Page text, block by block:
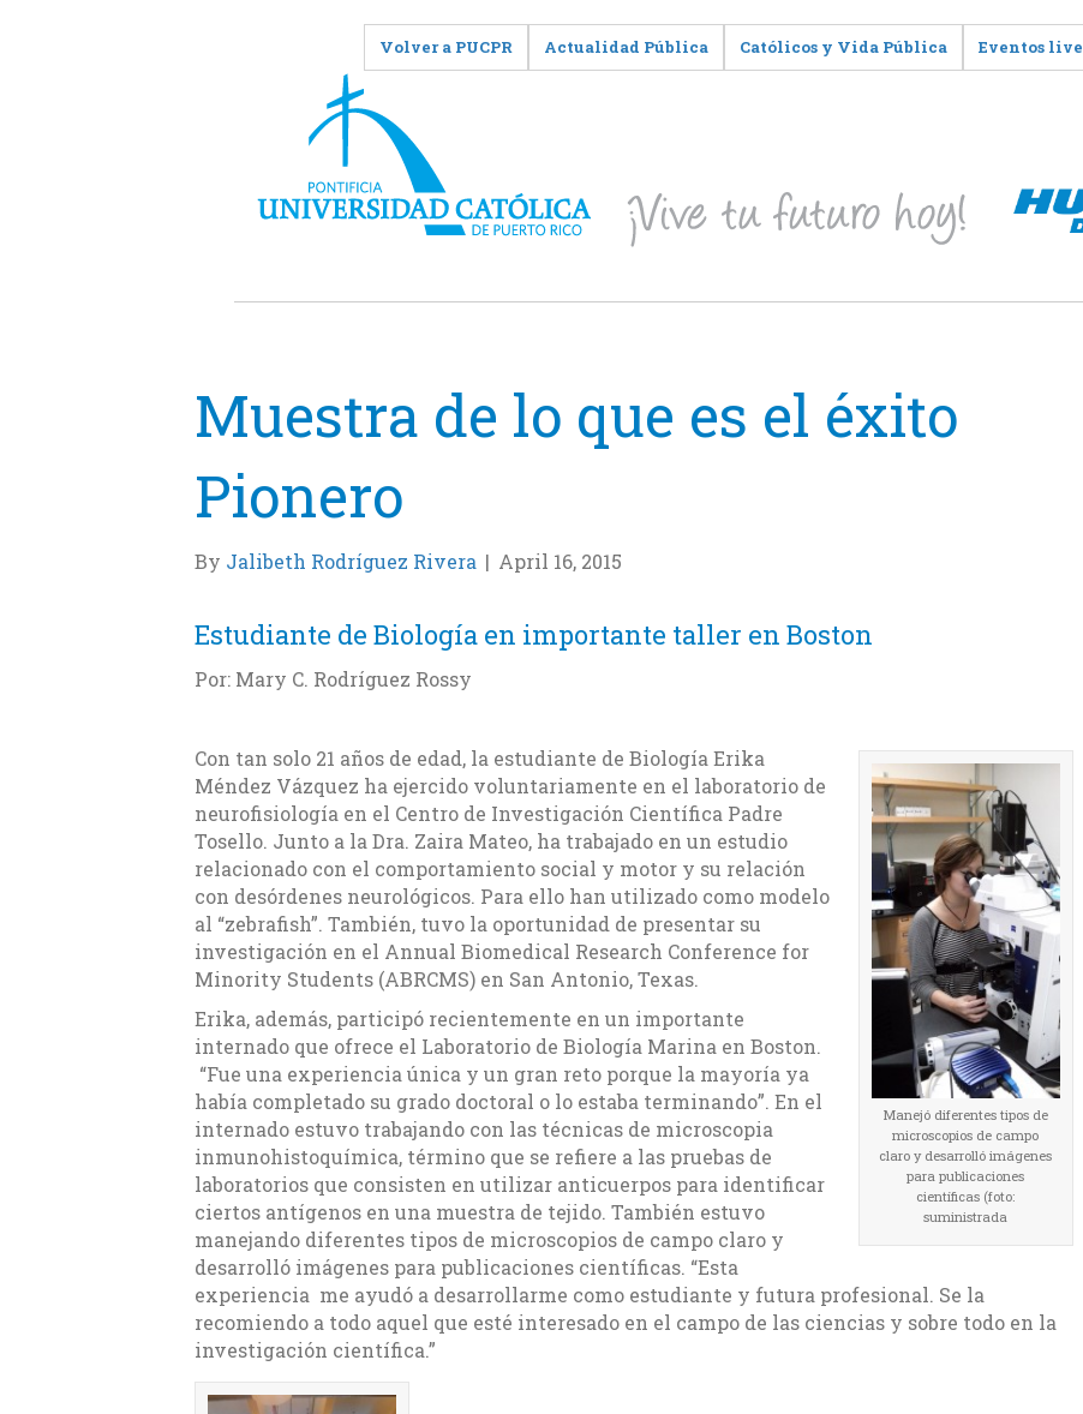
Volver a PUCPR Actualidad Pública Católicos y Vida Pública Eventos live
Muestra de lo que es el éxito
Pionero
By Jalibeth Rodríguez Rivera | April 16, 2015
Estudiante de Biología en importante taller en Boston
Por: Mary C. Rodríguez Rossy
Manejó diferentes tipos de
microscopios de campo
claro y desarrolló imágenes
para publicaciones
científicas (foto:
suministrada
Con tan solo 21 años de edad, la estudiante de Biología Erika
Méndez Vázquez ha ejercido voluntariamente en el laboratorio de
neurofisiología en el Centro de Investigación Científica Padre
Tosello. Junto a la Dra. Zaira Mateo, ha trabajado en un estudio
relacionado con el comportamiento social y motor y su relación
con desórdenes neurológicos. Para ello han utilizado como modelo
al “zebrafish”. También, tuvo la oportunidad de presentar su
investigación en el Annual Biomedical Research Conference for
Minority Students (ABRCMS) en San Antonio, Texas.
Erika, además, participó recientemente en un importante
internado que ofrece el Laboratorio de Biología Marina en Boston.
“Fue una experiencia única y un gran reto porque la mayoría ya
había completado su grado doctoral o lo estaba terminando”. En el
internado estuvo trabajando con las técnicas de microscopia
inmunohistoquímica, término que se refiere a las pruebas de
laboratorios que consisten en utilizar anticuerpos para identificar
ciertos antígenos en una muestra de tejido. También estuvo
manejando diferentes tipos de microscopios de campo claro y
desarrolló imágenes para publicaciones científicas. “Esta
experiencia me ayudó a desarrollarme como estudiante y futura profesional. Se la
recomiendo a todo aquel que esté interesado en el campo de las ciencias y sobre todo en la
investigación científica.”